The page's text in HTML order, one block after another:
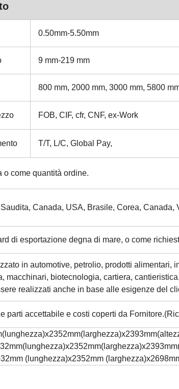
0.50mm-5.50mm
9 mm-219 mm
800 mm, 2000 mm, 3000 mm, 5800
FOB, CIF, cfr, CNF, ex-Work
T/T, L/C, Global Pay,
o come quantità ordine.
Canada, USA, Brasile, Corea, Canada,
di esportazione degna di mare, o come
in automotive, petrolio, prodotti alimentari,
macchinari, biotecnologia, cartiera,
realizzati anche in base alle esigenze del
parti accettabile e costi coperti da
(lunghezza)x2352mm